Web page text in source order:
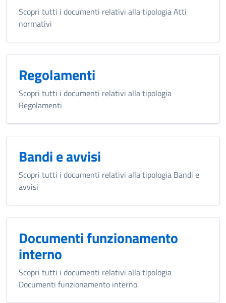
Scopri tutti i documenti relativi alla tipologia Atti
normativi
Regolamenti
Scopri tutti i documenti relativi alla tipologia
Regolamenti
Bandi e avvisi
Scopri tutti i documenti relativi alla tipologia Bandi e
avvisi
Documenti funzionamento
interno
Scopri tutti i documenti relativi alla tipologia
Documenti funzionamento interno